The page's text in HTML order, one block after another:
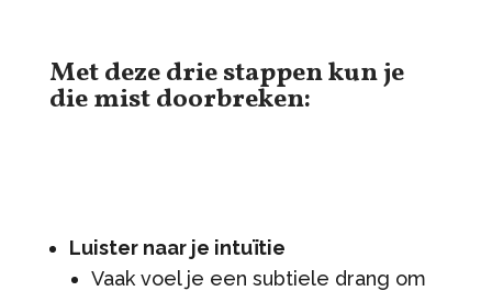
Met deze drie stappen kun je
die mist doorbreken:
Luister naar je intuïtie
Vaak voel je een subtiele drang om